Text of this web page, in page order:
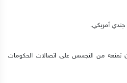
تمنعه من التجسس على اتصالات الحكومات